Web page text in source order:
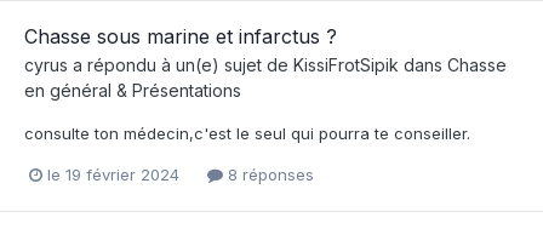
Chasse sous marine et infarctus ?
cyrus a répondu à un(e) sujet de KissiFrotSipik dans Chasse
en général & Présentations
consulte ton médecin,c'est le seul qui pourra te conseiller.
le 19 février 2024 8 réponses